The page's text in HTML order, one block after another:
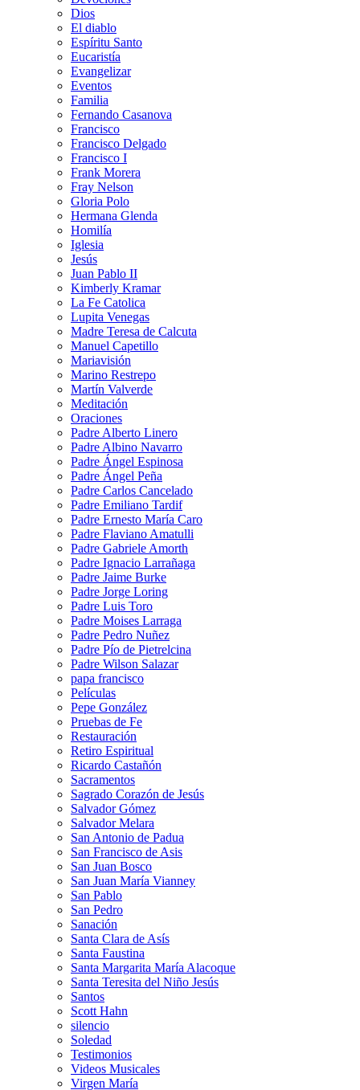
Dios
El diablo
Espíritu Santo
Eucaristía
Evangelizar
Eventos
Familia
Fernando Casanova
Francisco
Francisco Delgado
Francisco I
Frank Morera
Fray Nelson
Gloria Polo
Hermana Glenda
Homilía
Iglesia
Jesús
Juan Pablo II
Kimberly Kramar
La Fe Catolica
Lupita Venegas
Madre Teresa de Calcuta
Manuel Capetillo
Mariavisión
Marino Restrepo
Martín Valverde
Meditación
Oraciones
Padre Alberto Linero
Padre Albino Navarro
Padre Ángel Espinosa
Padre Ángel Peña
Padre Carlos Cancelado
Padre Emiliano Tardif
Padre Ernesto María Caro
Padre Flaviano Amatulli
Padre Gabriele Amorth
Padre Ignacio Larrañaga
Padre Jaime Burke
Padre Jorge Loring
Padre Luis Toro
Padre Moises Larraga
Padre Pedro Nuñez
Padre Pío de Pietrelcina
Padre Wilson Salazar
papa francisco
Películas
Pepe González
Pruebas de Fe
Restauración
Retiro Espiritual
Ricardo Castañón
Sacramentos
Sagrado Corazón de Jesús
Salvador Gómez
Salvador Melara
San Antonio de Padua
San Francisco de Asis
San Juan Bosco
San Juan María Vianney
San Pablo
San Pedro
Sanación
Santa Clara de Asís
Santa Faustina
Santa Margarita María Alacoque
Santa Teresita del Niño Jesús
Santos
Scott Hahn
silencio
Soledad
Testimonios
Videos Musicales
Virgen María